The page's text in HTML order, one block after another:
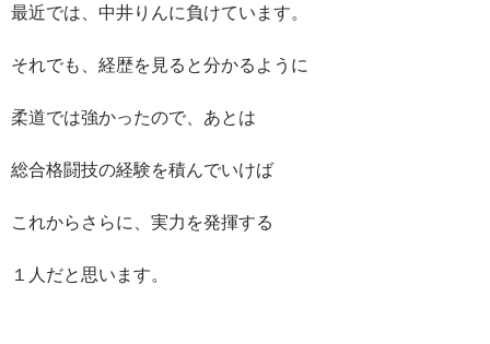
最近では、中井りんに負けています。
それでも、経歴を見ると分かるように
柔道では強かったので、あとは
総合格闘技の経験を積んでいけば
これからさらに、実力を発揮する
１人だと思います。